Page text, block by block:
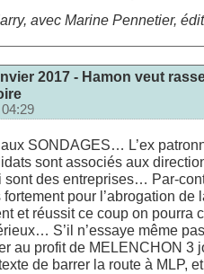
avec Marine Pennetier,
2017 - Hamon veut
SONDAGES… L’ex
sont associés aux
sont des entreprises… Par-
pour l’abrogation de
et réussit ce coup on pourra
S’il n’essaye même
au profit de MELENCHON 3
de barrer la route à MLP,